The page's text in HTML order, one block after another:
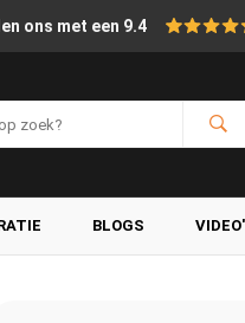
ons met een 9.4
BLOGS